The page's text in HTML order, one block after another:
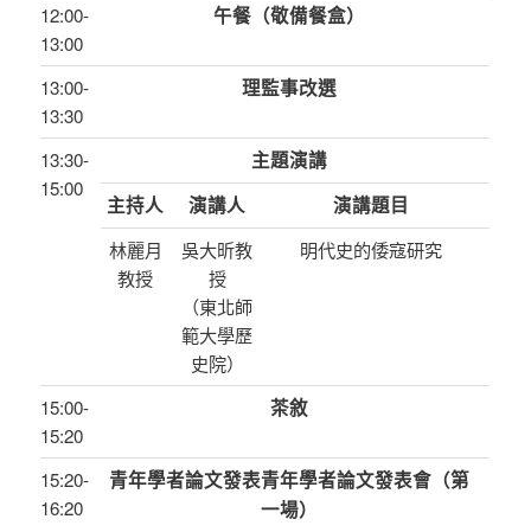
12:00-
13:00
午餐（敬備餐盒）
13:00-
13:30
理監事改選
13:30-
15:00
主題演講
主持人
演講人 演講題目
林麗月
教授
吳大昕教
授
（東北師
範大學歷
史院）
明代史的倭寇研究
15:00-
15:20
茶敘
15:20-
16:20
青年學者論文發表青年學者論文發表會（第
一場）